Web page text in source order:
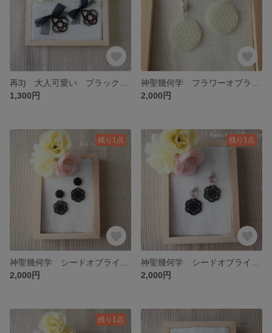
1,300円
2,000円
残り1点
2,000円
残り1点
2,000円
残り1点